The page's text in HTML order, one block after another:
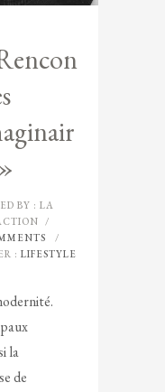
BY : LA
/
/
: LIFESTYLE
la
de